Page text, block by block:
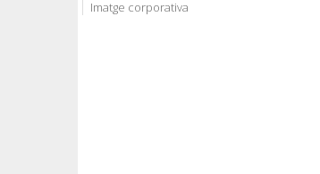
Imatge corporativa